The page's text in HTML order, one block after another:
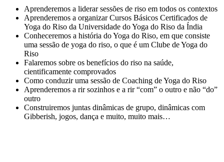
Aprenderemos a liderar sessões de riso em todos os contextos
Aprenderemos a organizar Cursos Básicos Certificados de
Yoga do Riso da Universidade do Yoga do Riso da Índia
Conheceremos a história do Yoga do Riso, em que consiste
uma sessão de yoga do riso, o que é um Clube de Yoga do
Riso
Falaremos sobre os benefícios do riso na saúde,
cientificamente comprovados
Como conduzir uma sessão de Coaching de Yoga do Riso
Aprenderemos a rir sozinhos e a rir “com” o outro e não “do”
outro
Construiremos juntas dinâmicas de grupo, dinâmicas com
Gibberish, jogos, dança e muito, muito mais…